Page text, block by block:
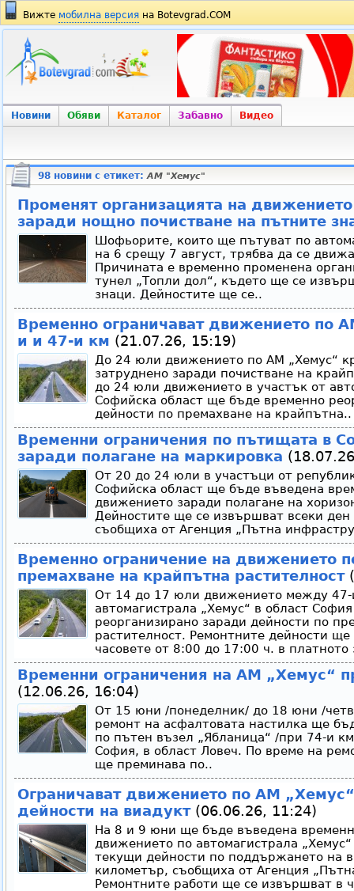
Вижте мобилна версия на Botevgrad.COM
Новини Обяви Каталог Забавно Видео
98 новини с етикет:АМ "Хемус"
Променят организацията на
заради нощно почистване на пътните
Шофьорите, които ще пътуват по
на 6 срещу 7 август, трябва да се
Причината е временно променена
тунел „Топли дол“, където ще се
знаци. Дейностите ще се..
Временно ограничават движението по
и и 47-и км (21.07.26, 15:19)
До 24 юли движението по АМ „Хемус“
затруднено заради почистване на
до 24 юли движението в участък от
Софийска област ще бъде временно
дейности по премахване на крайпътна..
Временни ограничения по пътищата в
заради полагане на маркировка
От 20 до 24 юли в участъци от
Софийска област ще бъде въведена
движението заради полагане на
Дейностите ще се извършват всеки
съобщиха от Агенция „Пътна
Временно ограничение на движението
премахване на крайпътна растителност
От 14 до 17 юли движението между 47-
автомагистрала „Хемус“ в област
реорганизирано заради дейности по
растителност. Ремонтните дейности
часовете от 8:00 до 17:00 ч. в
Временни ограничения на АМ „Хемус“
(12.06.26, 16:04)
От 15 юни /понеделник/ до 18 юни /
ремонт на асфалтовата настилка ще
по пътен възел „Ябланица“ /при 74-и
София, в област Ловеч. По време на
ще преминава по..
Ограничават движението по АМ
дейности на виадукт(06.06.26, 11:24)
На 8 и 9 юни ще бъде въведена
движението по автомагистрала
текущи дейности по поддържането на
километър, съобщиха от Агенция
Ремонтните работи ще се извършват в